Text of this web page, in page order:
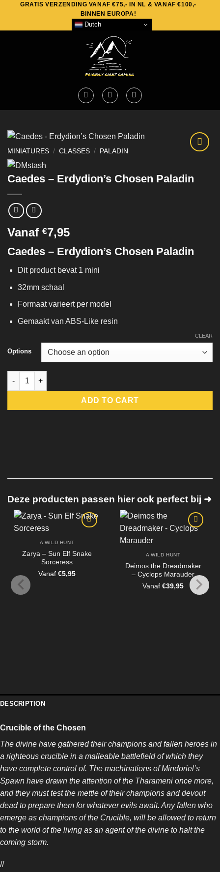
content
GRATIS VERZENDING VANAF €75,- IN NL & VANAF €100,-
BINNEN EUROPA!
Dutch
MINIATURES / CLASSES / PALADIN
Caedes – Erdydion’s Chosen Paladin
Vanaf €7,95
Caedes – Erdydion’s Chosen Paladin
Dit product bevat 1 mini
32mm schaal
Formaat varieert per model
Gemaakt van ABS-Like resin
Options
CLEAR
Caedes - Erdydion’s Chosen Paladin quantity
ADD TO CART
Deze producten passen hier ook perfect bij ➜
A WILD HUNT
Zarya – Sun Elf Snake
Sorceress
Vanaf €5,95
A WILD HUNT
Deimos the Dreadmaker
– Cyclops Marauder
Vanaf€39,95
DESCRIPTION
Crucible of the Chosen
The divine have gathered their champions and fallen heroes in
a righteous crucible in a malleable battlefield of which they
have complete control of. The machinations of Mindoriel’s
Spawn have drawn the attention of the Tharameni once more,
and they must test the mettle of their champions and devout
dead to prepare them for whatever evils await. Any fallen who
emerge as champions of the Crucible, will be allowed to return
to the world of the living as an agent of the divine to halt the
coming storm.
//